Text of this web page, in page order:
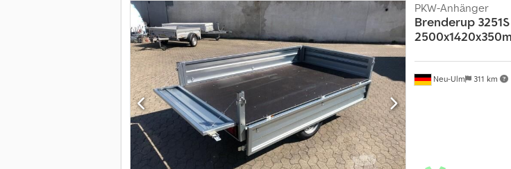
Seitenwände entfernt, können die Eckrungen abgebaut werden, um den Platz voll
Ladung sind bei allen NEPTUN Anhängern Standard. - Planen-Knöpfe für Flach- oder
durch verstärkte V-Deichsel, Einzelradaufhängung und wartungsfreie
geschützt, unter der Heckklappe montiert Preis inkl. Fahrzeugbrief
Anhängern folgender Hersteller auf Lager: Brenderup Humbaur Cheval Liberte Hapert
Überführungskennzeichen. Wir reparieren Anhänger sämtlicher Hersteller. Weiteres
Irrtümer vorbehalten. Für Irrtümer und Druckfehler wird keine Haftung
Multifunktionsleuchten sind, Einzelradaufhängung, Stützrad, Begrenzungsleuchten,
2 durchgehende U-profilierte Längs- und 2 Querträger.- Der Anhänger ist in der
kg, 750 kg erhältlich- Alle 4 Seiten können geöffnet und entfernt werden, um von der
können die Eckrungen abgebaut werden, um den Platz voll auszunutzen.- Zurr-Ösen in
Neu-Ulm 311 km
PKW-Anhänger
Brenderup